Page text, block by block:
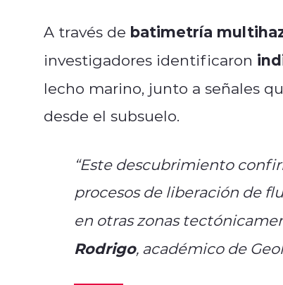
A través de batimetría
investigadores identificaron
lecho marino, junto a señales
desde el subsuelo.
“Este descubrimiento
procesos de liberación de
en otras zonas
Rodrigo, académico de